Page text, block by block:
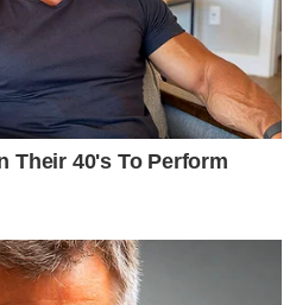
Their 40's To Perform